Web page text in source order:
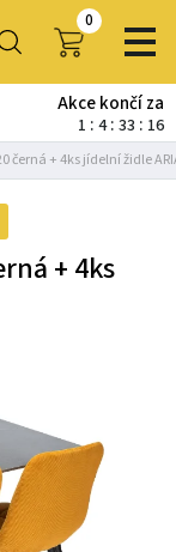
0
Akce končí za
1 4 33 16
černá + 4ks jídelní židle
+ 4ks